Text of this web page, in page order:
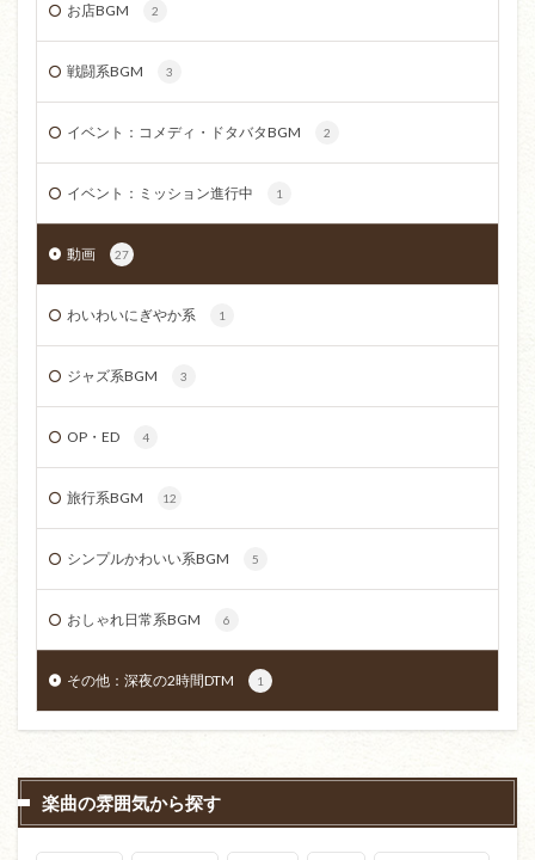
お店BGM 2
戦闘系BGM 3
イベント：コメディ・ドタバタBGM 2
イベント：ミッション進行中 1
動画 27
わいわいにぎやか系 1
ジャズ系BGM 3
OP・ED 4
旅行系BGM 12
シンプルかわいい系BGM 5
おしゃれ日常系BGM 6
その他：深夜の2時間DTM 1
楽曲の雰囲気から探す